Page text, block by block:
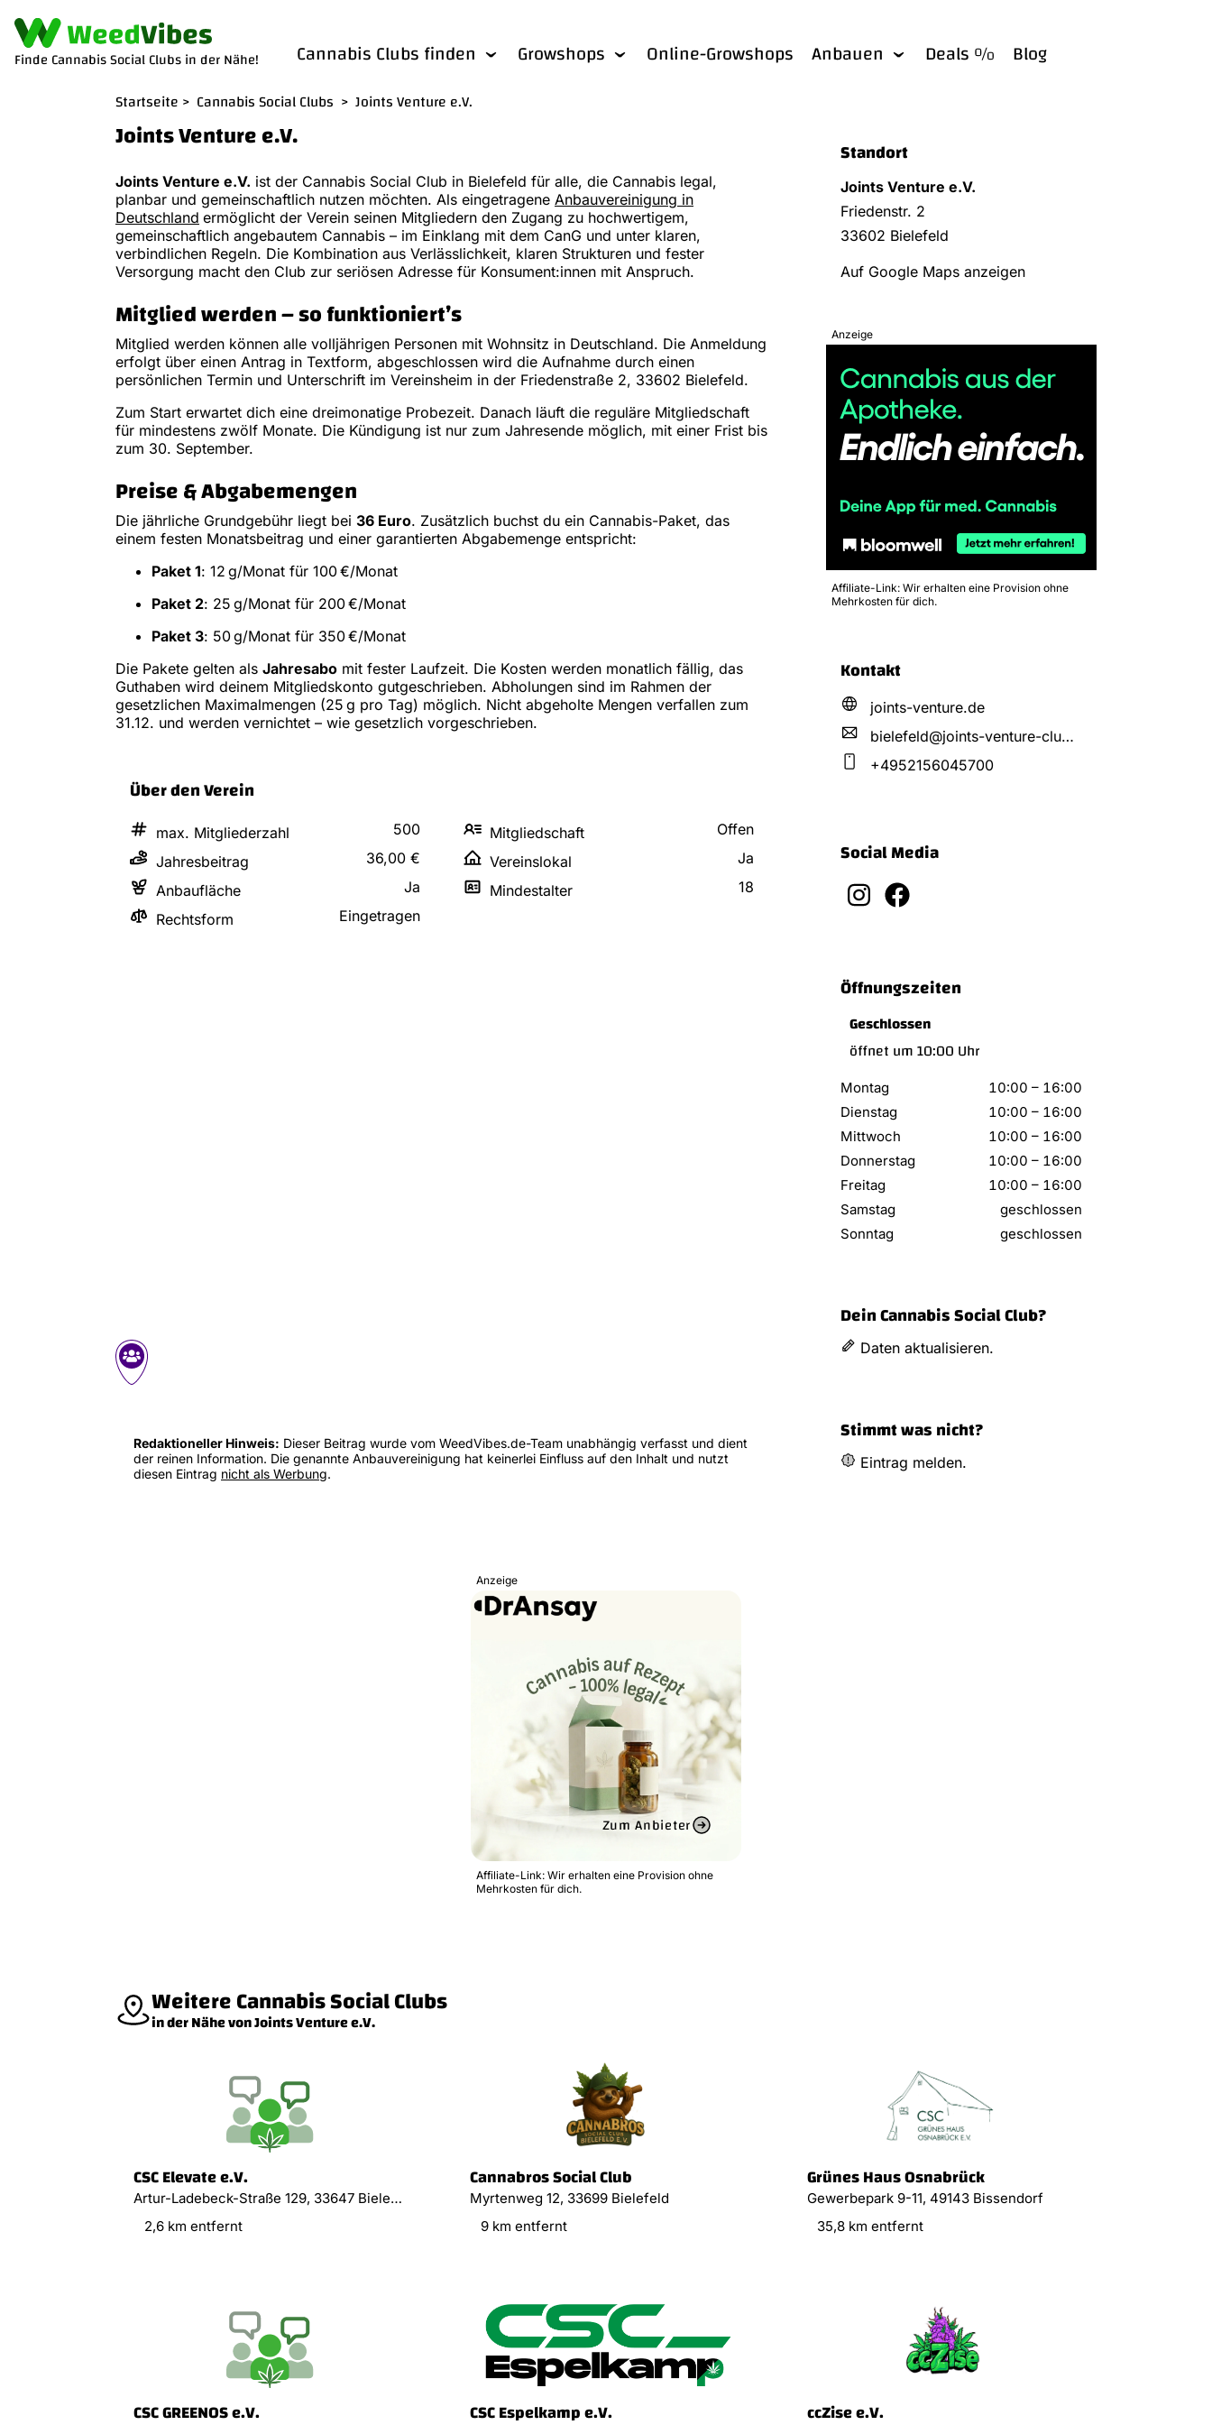
Finde Cannabis Social Clubs in der Nähe! Cannabis Clubs finden Growshops Online-Growshops Anbauen Deals % Blog
Startseite > Cannabis Social Clubs > Joints Venture e.V.
Joints Venture e.V.
Joints Venture e.V. ist der Cannabis Social Club in Bielefeld für alle, die Cannabis legal,
planbar und gemeinschaftlich nutzen möchten. Als eingetragene Anbauvereinigung in
Deutschland ermöglicht der Verein seinen Mitgliedern den Zugang zu hochwertigem,
gemeinschaftlich angebautem Cannabis – im Einklang mit dem CanG und unter klaren,
verbindlichen Regeln. Die Kombination aus Verlässlichkeit, klaren Strukturen und fester
Versorgung macht den Club zur seriösen Adresse für Konsument:innen mit Anspruch.
Mitglied werden – so funktioniert’s
Mitglied werden können alle volljährigen Personen mit Wohnsitz in Deutschland. Die Anmeldung
erfolgt über einen Antrag in Textform, abgeschlossen wird die Aufnahme durch einen
persönlichen Termin und Unterschrift im Vereinsheim in der Friedenstraße 2, 33602 Bielefeld.
Zum Start erwartet dich eine dreimonatige Probezeit. Danach läuft die reguläre Mitgliedschaft
für mindestens zwölf Monate. Die Kündigung ist nur zum Jahresende möglich, mit einer Frist bis
zum 30. September.
Preise & Abgabemengen
Die jährliche Grundgebühr liegt bei 36 Euro. Zusätzlich buchst du ein Cannabis-Paket, das
einem festen Monatsbeitrag und einer garantierten Abgabemenge entspricht:
Paket 1: 12 g/Monat für 100 €/Monat
Paket 2: 25 g/Monat für 200 €/Monat
Paket 3: 50 g/Monat für 350 €/Monat
Die Pakete gelten als Jahresabo mit fester Laufzeit. Die Kosten werden monatlich fällig, das
Guthaben wird deinem Mitgliedskonto gutgeschrieben. Abholungen sind im Rahmen der
gesetzlichen Maximalmengen (25 g pro Tag) möglich. Nicht abgeholte Mengen verfallen zum
31.12. und werden vernichtet – wie gesetzlich vorgeschrieben.
Über den Verein
max. Mitgliederzahl 500 Mitgliedschaft
Offen
Jahresbeitrag
36,00 € Vereinslokal
Ja
Anbaufläche
Ja Mindestalter
18
Rechtsform
Eingetragen
Redaktioneller Hinweis: Dieser Beitrag wurde vom WeedVibes.de-Team unabhängig verfasst und dient
der reinen Information. Die genannte Anbauvereinigung hat keinerlei Einfluss auf den Inhalt und nutzt
diesen Eintrag nicht als Werbung.
Standort
Joints Venture e.V.
Friedenstr. 2
33602 Bielefeld
Auf Google Maps anzeigen
Anzeige
Affiliate-Link: Wir erhalten eine Provision ohne
Mehrkosten für dich.
Kontakt
joints-venture.de
bielefeld@joints-venture-clubs.
+4952156045700
Social Media
Öffnungszeiten
Geschlossen
öffnet um 10:00 Uhr
Montag 10:00 – 16:00
Dienstag
10:00 – 16:00
Mittwoch
10:00 – 16:00
Donnerstag
10:00 – 16:00
Freitag
10:00 – 16:00
Samstag
geschlossen
Sonntag
geschlossen
Dein Cannabis Social Club?
Daten aktualisieren.
Stimmt was nicht?
Eintrag melden.
Anzeige
Zum Anbieter
Affiliate-Link: Wir erhalten eine Provision ohne
Mehrkosten für dich.
Weitere Cannabis Social Clubs
in der Nähe von Joints Venture e.V.
CSC Elevate e.V.
Artur-Ladebeck-Straße 129, 33647 Bielefeld
2,6 km entfernt
Cannabros Social Club
Myrtenweg 12, 33699 Bielefeld
9 km entfernt
Grünes Haus Osnabrück
Gewerbepark 9-11, 49143 Bissendorf
35,8 km entfernt
CSC GREENOS e.V. CSC Espelkamp e.V. ccZise e.V.